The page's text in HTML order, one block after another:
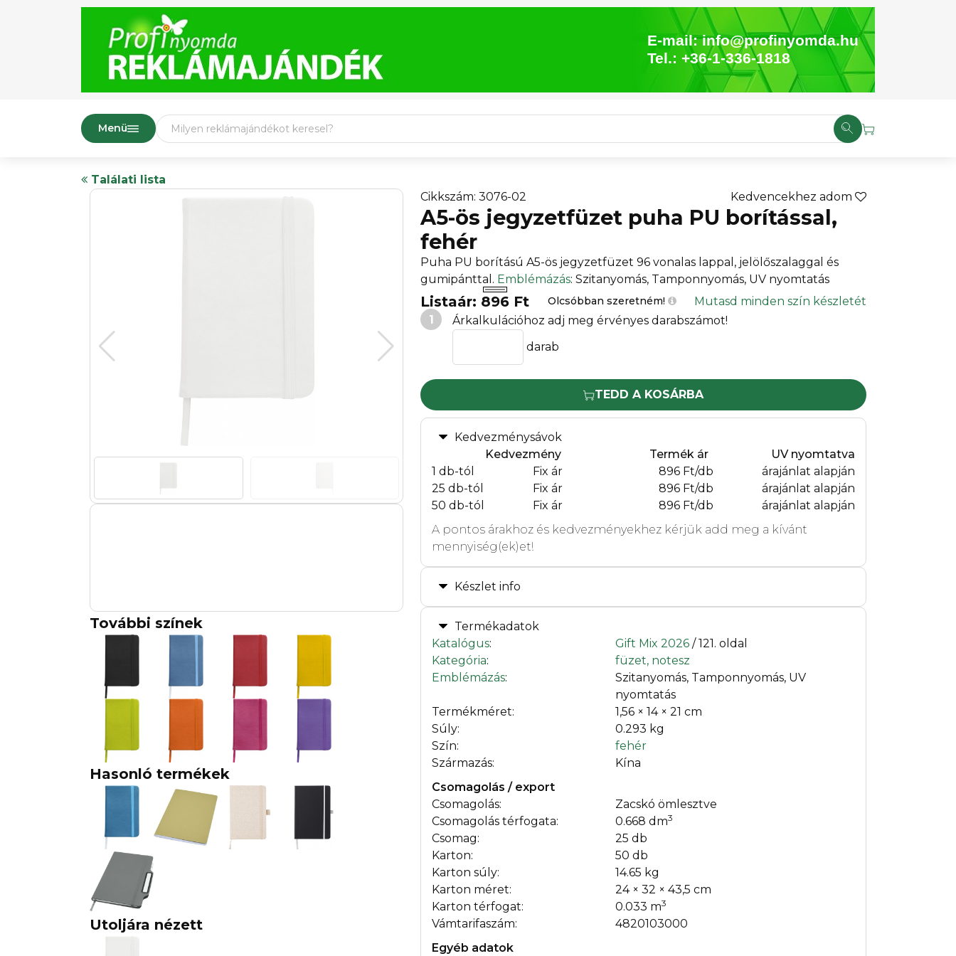
E-mail:info@profinyomda.hu
Tel.: +36-1-336-1818
Menü
Találati lista
További színek
Hasonló termékek
Utoljára nézett
Cikkszám: 3076-02 Kedvencekhez adom
A5-ös jegyzetfüzet puha PU borítással,
fehér
Puha PU borítású A5-ös jegyzetfüzet 96 vonalas lappal, jelölőszalaggal és
gumipánttal. Emblémázás: Szitanyomás, Tamponnyomás, UV nyomtatás
Listaár: 896 Ft Olcsóbban szeretném!
Mutasd minden szín készletét
1
Árkalkulációhoz adj meg érvényes darabszámot!
darab
TEDD A KOSÁRBA
Kedvezménysávok
Kedvezmény
Termék ár
UV nyomtatva
1 db-tól
Fix ár 896 Ft/db
árajánlat alapján
25 db-tól
Fix ár 896 Ft/db
árajánlat alapján
50 db-tól
Fix ár 896 Ft/db
árajánlat alapján
A pontos árakhoz és kedvezményekhez kérjük add meg a kívánt
mennyiség(ek)et!
Készlet info
Termékadatok
Katalógus: Gift Mix 2026/ 121. oldal
Kategória:
füzet, notesz
Emblémázás:
Szitanyomás, Tamponnyomás, UV
nyomtatás
Termékméret:
1,56 × 14 × 21 cm
Súly:
0.293 kg
Szín:
fehér
Származás:
Kína
Csomagolás / export
Csomagolás:
Zacskó ömlesztve
Csomagolás térfogata:
0.668 dm3
Csomag:
25 db
Karton:
50 db
Karton súly:
14.65 kg
Karton méret:
24 × 32 × 43,5 cm
Karton térfogat:
0.033 m3
Vámtarifaszám:
4820103000
Egyéb adatok